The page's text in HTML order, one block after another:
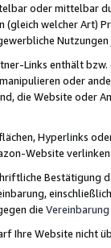
oder mittelbar
welcher Art)
Links enthält
oder
die Website oder
Hyperlinks
Website
die Vereinbarung
Ihre Website nicht